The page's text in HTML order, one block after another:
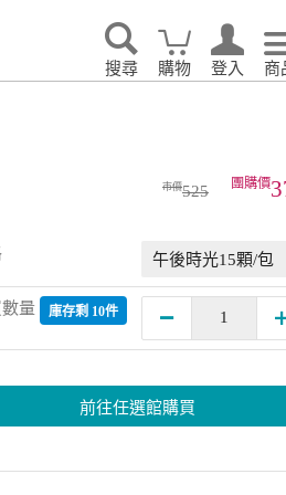
搜尋 購物 登入 商
525
量 庫存剩 10件
前往任選館購買